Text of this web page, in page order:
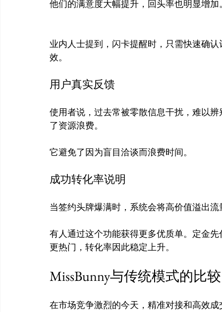
业内人士提到，闪卡提醒时，只需快速确
用户真实反馈
使用者说，过去常被零散信息干扰，难以
了资源浪费。
成功转化率说明
当签约头牌爆满时，系统会将高价值溢出
有人通过这个功能获得更多优质单。定金
MissBunny与传统模式的比较
在市场竞争激烈的今天，精准对接和高效